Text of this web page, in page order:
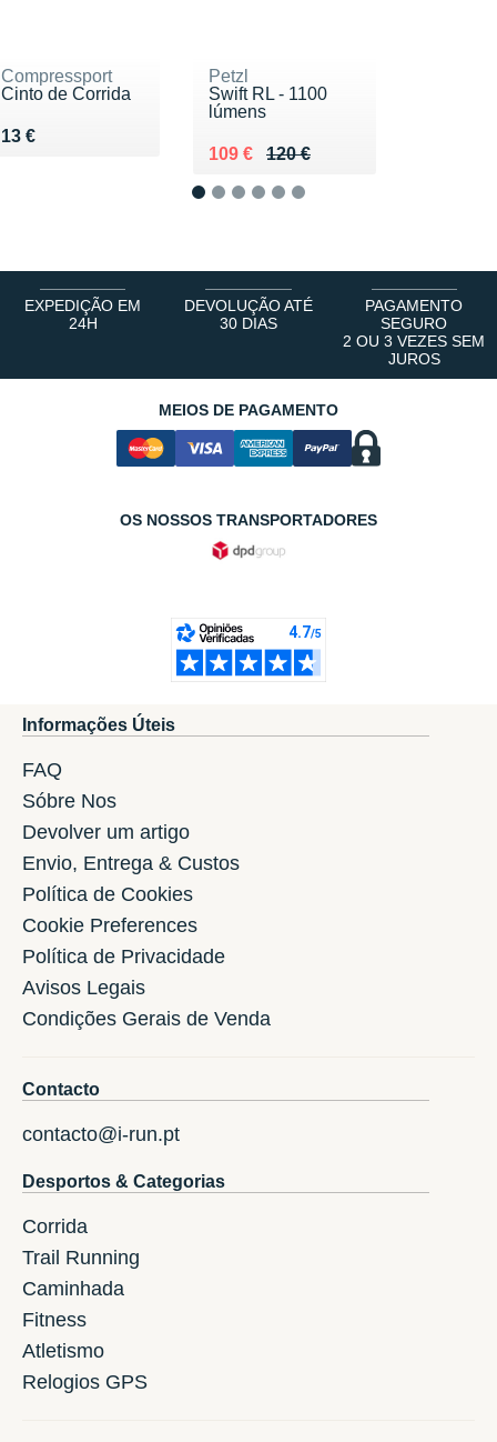
Compressport
Cinto de Corrida
13 €
Vendu 13 €
Petzl
Swift RL - 1100
lúmens
120 €
Au lieu de 120 €
109 €
Vendu 109 €
EXPEDIÇÃO EM
24H
DEVOLUÇÃO ATÉ
30 DIAS
PAGAMENTO
SEGURO
2 OU 3 VEZES SEM
JUROS
MEIOS DE PAGAMENTO
OS NOSSOS TRANSPORTADORES
Informações Úteis
FAQ
Sóbre Nos
Devolver um artigo
Envio, Entrega & Custos
Política de Cookies
Cookie Preferences
Política de Privacidade
Avisos Legais
Condições Gerais de Venda
Contacto
contacto@i-run.pt
Desportos & Categorias
Corrida
Trail Running
Caminhada
Fitness
Atletismo
Relogios GPS